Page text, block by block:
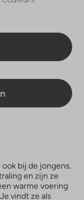
bij de jongens.
en zijn ze
warme voering
vindt ze als